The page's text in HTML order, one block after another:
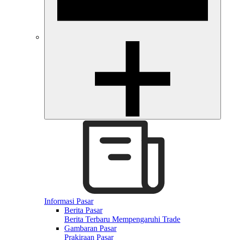
Informasi Pasar
Berita Pasar
Berita Terbaru Mempengaruhi Trade
Gambaran Pasar
Prakiraan Pasar